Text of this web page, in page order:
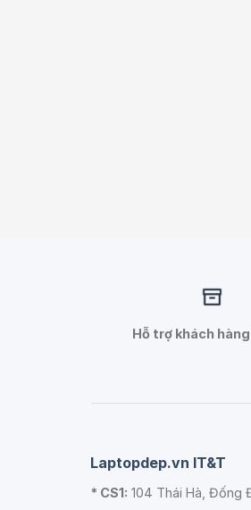
Hỗ trợ khách
Laptopdep.vn IT&T
* CS1: 104 Thái Hà, Đống